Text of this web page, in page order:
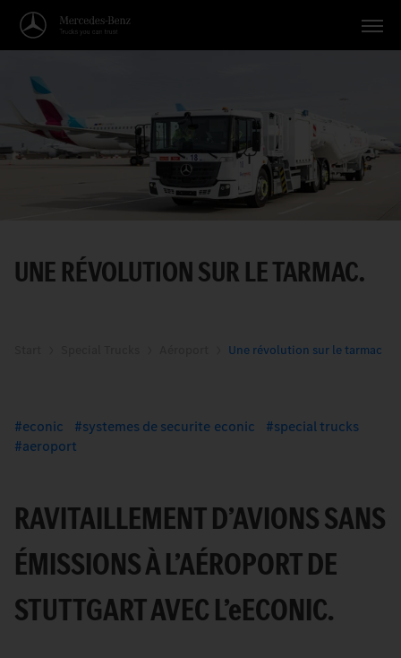
Thèmes
Français
UNE RÉVOLUTION SUR LE TARMAC.
Une révolution sur le tarmac
econic systemes de securite econic
special trucks
aeroport
RAVITAILLEMENT D’AVIONS SANS
ÉMISSIONS À L’AÉROPORT DE
STUTTGART AVEC L’eECONIC.